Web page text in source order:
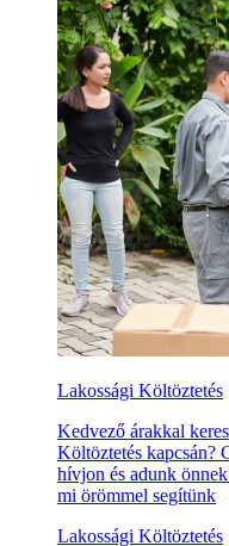
Lakossági Költöztetés
Kedvező árakkal
Költöztetés kapcsán?
hívjon és adunk
mi örömmel segítünk
Lakossági Költöztetés